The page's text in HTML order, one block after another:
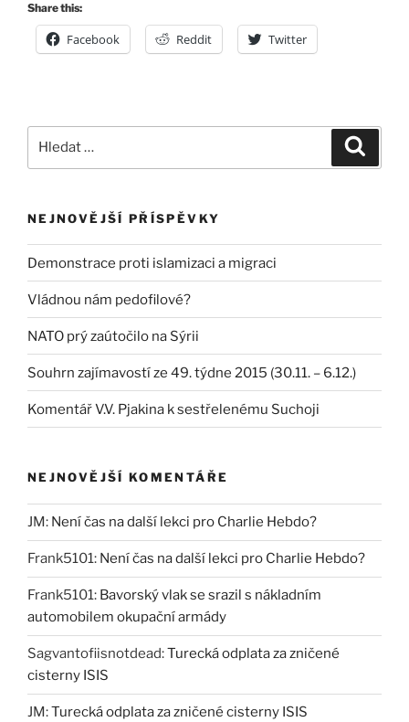
Share this:
Facebook Reddit Twitter
NEJNOVĚJŠÍ PŘÍSPĚVKY
Demonstrace proti islamizaci a migraci
Vládnou nám pedofilové?
NATO prý zaútočilo na Sýrii
Souhrn zajímavostí ze 49. týdne 2015 (30.11. – 6.12.)
Komentář V.V. Pjakina k sestřelenému Suchoji
NEJNOVĚJŠÍ KOMENTÁŘE
JM: Není čas na další lekci pro Charlie Hebdo?
Frank5101: Není čas na další lekci pro Charlie Hebdo?
Frank5101: Bavorský vlak se srazil s nákladním
automobilem okupační armády
Sagvantofiisnotdead:Turecká odplata za zničené
cisterny ISIS
JM:Turecká odplata za zničené cisterny ISIS